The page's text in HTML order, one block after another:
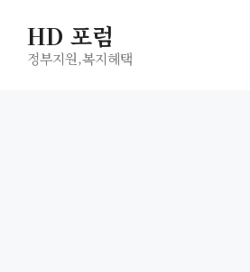
HD 포럼
정부지원,복지헤택